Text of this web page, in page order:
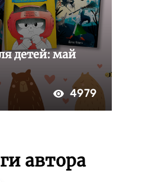
детей: май
4979
автора